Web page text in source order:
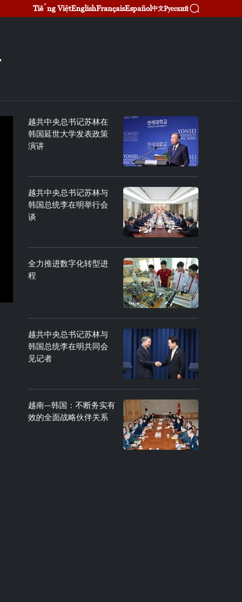
Tiếng ViệtEnglishFrançaisEspañol中文Русский
越共中央总书记苏林在
韩国延世大学发表政策
演讲
越共中央总书记苏林与
韩国总统李在明举行会
谈
全力推进数字化转型进
程
越共中央总书记苏林与
韩国总统李在明共同会
见记者
越南—韩国：不断务实有
效的全面战略伙伴关系